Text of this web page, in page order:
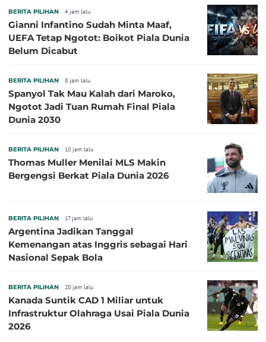
BERITA PILIHAN 4 jam lalu
Gianni Infantino Sudah Minta Maaf,
UEFA Tetap Ngotot: Boikot Piala Dunia
Belum Dicabut
BERITA PILIHAN 8 jam lalu
Spanyol Tak Mau Kalah dari Maroko,
Ngotot Jadi Tuan Rumah Final Piala
Dunia 2030
BERITA PILIHAN 10 jam lalu
Thomas Muller Menilai MLS Makin
Bergengsi Berkat Piala Dunia 2026
BERITA PILIHAN 17 jam lalu
Argentina Jadikan Tanggal
Kemenangan atas Inggris sebagai Hari
Nasional Sepak Bola
BERITA PILIHAN 20 jam lalu
Kanada Suntik CAD 1 Miliar untuk
Infrastruktur Olahraga Usai Piala Dunia
2026